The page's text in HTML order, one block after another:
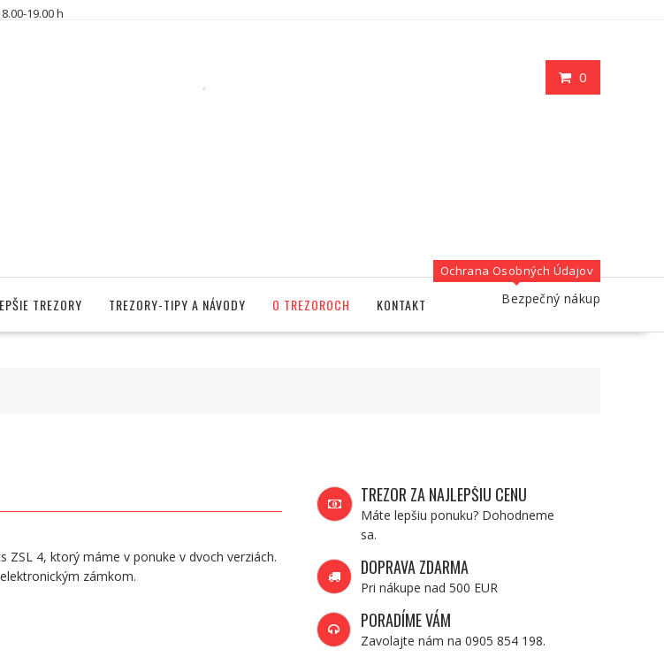
19.00 h
0
TREZORY TREZORY-TIPY A NÁVODY O TREZOROCH KONTAKT
Ochrana Osobných Údajov
Bezpečný nákup
ZSL 4, ktorý máme v ponuke v dvoch verziách.
zámkom.
TREZOR ZA NAJLEPŠIU CENU
Máte lepšiu ponuku? Dohodneme
sa.
DOPRAVA ZDARMA
Pri nákupe nad 500 EUR
PORADÍME VÁM
Zavolajte nám na 0905 854 198.